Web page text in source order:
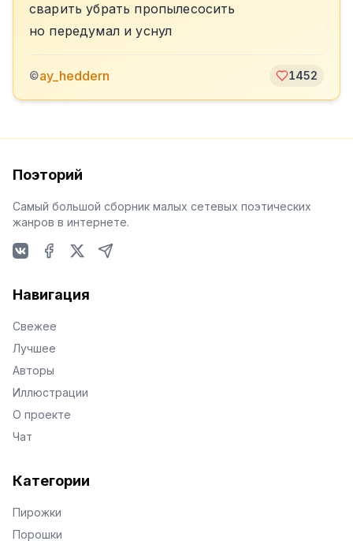
сварить убрать пропылесосить
но передумал и уснул
©ay_heddern 1452
Поэторий
Самый большой сборник малых сетевых поэтических
жанров в интернете.
Навигация
Свежее
Лучшее
Авторы
Иллюстрации
О проекте
Чат
Категории
Пирожки
Порошки